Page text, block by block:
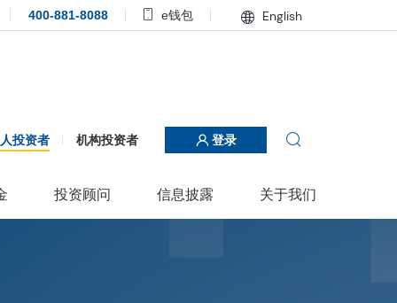
400-881-8088 e钱包 English
投资者 机构投资者 登录
投资顾问 信息披露 关于我们